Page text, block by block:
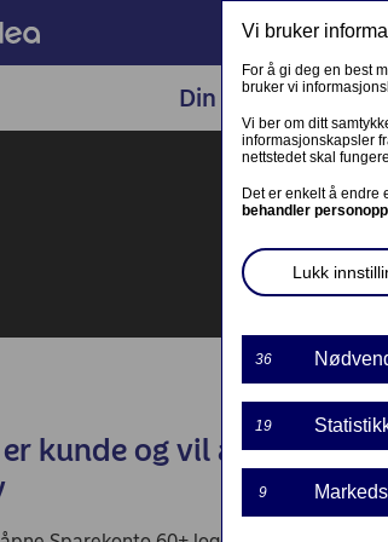
INN TIL ANDRE TJENESTER
Finance
søknad om finansieringsbevis
Våre
VPS
VPS
Din økonomi
er kunde og vil åpne
Vi bruker
For å gi deg en best
bruker vi
Vi ber om ditt
informasjonskapsler
nettstedet skal
Det er enkelt å endre
behandler
Lukk
36
19
9